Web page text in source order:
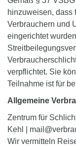
hinzuweisen, dass
Verbrauchern und
eingerichtet
verpflichtet. Sie
Teilnahme ist für
Allgemeine
Zentrum für
Kehl |
Wir vermitteln